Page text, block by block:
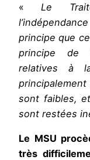
« Le
principe que
principe de
relatives à
sont faibles,
sont restées
Le MSU
très